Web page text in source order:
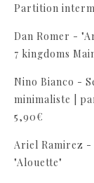
Partition
Dan Romer -
7 kingdoms
Nino Bianco -
minimaliste |
5,90€
Ariel Ramirez
"Alouette"